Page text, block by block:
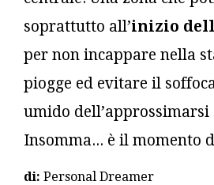
soprattutto all’inizio
per non incappare nella
piogge ed evitare il
umido dell’approssimarsi
Insomma... è il momento
di: Personal Dreamer